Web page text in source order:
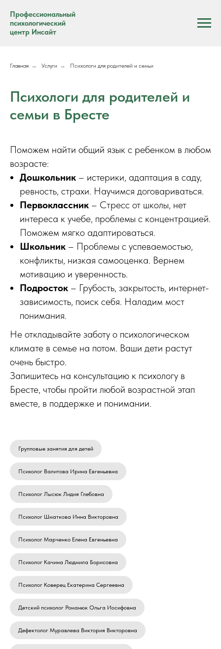
Профессиональный
психологический
центр Инсайт
Главная → Услуги → Психологи для родителей и семьи
Психологи для родителей и
семьи в Бресте
Поможем найти общий язык с ребенком в любом
возрасте:
Дошкольник – истерики, адаптация в саду,
ревность, страхи. Научимся договариваться.
Первоклассник – Стресс от школы, нет
интереса к учебе, проблемы с концентрацией.
Поможем мягко адаптироваться.
Школьник – Проблемы с успеваемостью,
конфликты, низкая самооценка. Вернем
мотивацию и уверенность.
Подросток – Грубость, закрытость, интернет-
зависимость, поиск себя. Наладим мост
понимания.
Не откладывайте заботу о психологическом
климате в семье на потом. Ваши дети растут
очень быстро.
Запишитесь на консультацию к психологу в
Бресте, чтобы пройти любой возрастной этап
вместе, в поддержке и понимании.
Групповые занятия для детей
Психолог Валитова Ирина Евгеньевна
Психолог Лысюк Лидия Глебовна
Психолог Шматкова Инна Викторовна
Психолог Марченко Елена Евгеньевна
Психолог Качина Людмила Борисовна
Психолог Коверец Екатерина Сергеевна
Детский психолог Романюк Ольга Иосифовна
Дефектолог Муравлева Виктория Викторовна